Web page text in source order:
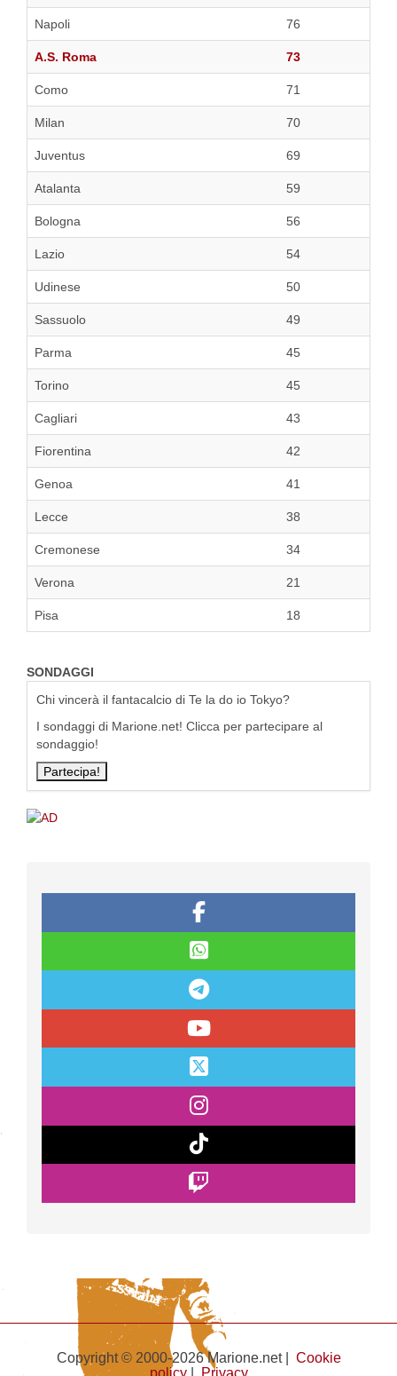
Napoli 76
A.S. Roma 73
Como 71
Milan 70
Juventus 69
Atalanta 59
Bologna 56
Lazio 54
Udinese 50
Sassuolo 49
Parma 45
Torino 45
Cagliari 43
Fiorentina 42
Genoa 41
Lecce 38
Cremonese 34
Verona 21
Pisa 18
SONDAGGI
Chi vincerà il fantacalcio di Te la do io Tokyo?
I sondaggi di Marione.net! Clicca per partecipare al
sondaggio!
Copyright © 2000-2026 Marione.net | Cookie
policy| Privacy